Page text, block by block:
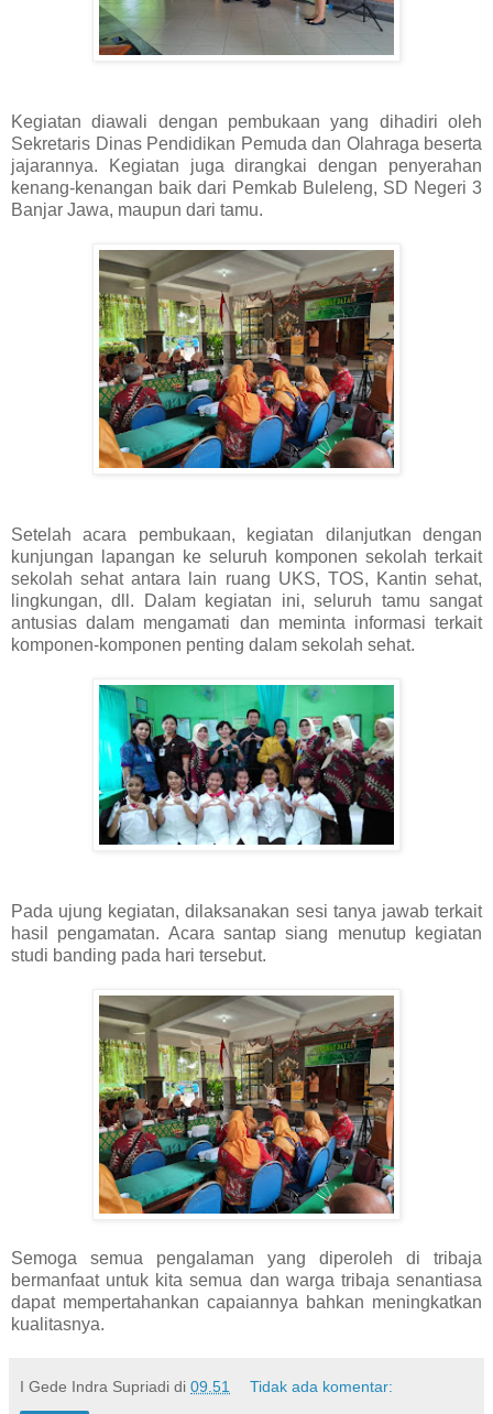
Kegiatan diawali dengan pembukaan yang dihadiri oleh
Sekretaris Dinas Pendidikan Pemuda dan Olahraga beserta
jajarannya. Kegiatan juga dirangkai dengan penyerahan
kenang-kenangan baik dari Pemkab Buleleng, SD Negeri 3
Banjar Jawa, maupun dari tamu.
Setelah acara pembukaan, kegiatan dilanjutkan dengan
kunjungan lapangan ke seluruh komponen sekolah terkait
sekolah sehat antara lain ruang UKS, TOS, Kantin sehat,
lingkungan, dll. Dalam kegiatan ini, seluruh tamu sangat
antusias dalam mengamati dan meminta informasi terkait
komponen-komponen penting dalam sekolah sehat.
Pada ujung kegiatan, dilaksanakan sesi tanya jawab terkait
hasil pengamatan. Acara santap siang menutup kegiatan
studi banding pada hari tersebut.
Semoga semua pengalaman yang diperoleh di tribaja
bermanfaat untuk kita semua dan warga tribaja senantiasa
dapat mempertahankan capaiannya bahkan meningkatkan
kualitasnya.
I Gede Indra Supriadi di 09.51 Tidak ada komentar: